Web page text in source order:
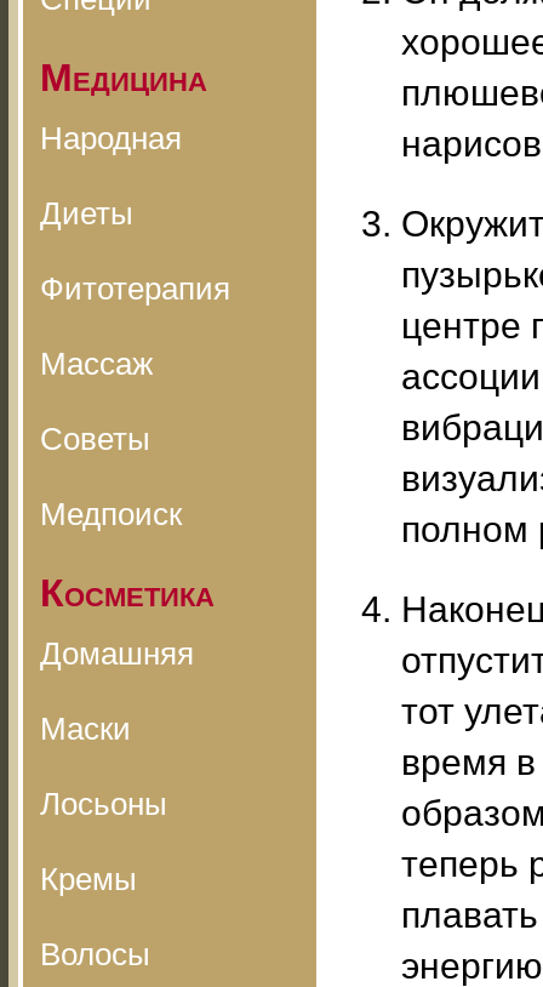
Медицина
Народная
Диеты
Фитотерапия
Массаж
Советы
Медпоиск
Косметика
Домашняя
Маски
Лосьоны
Кремы
Волосы
центре
полном
тот
время
теперь